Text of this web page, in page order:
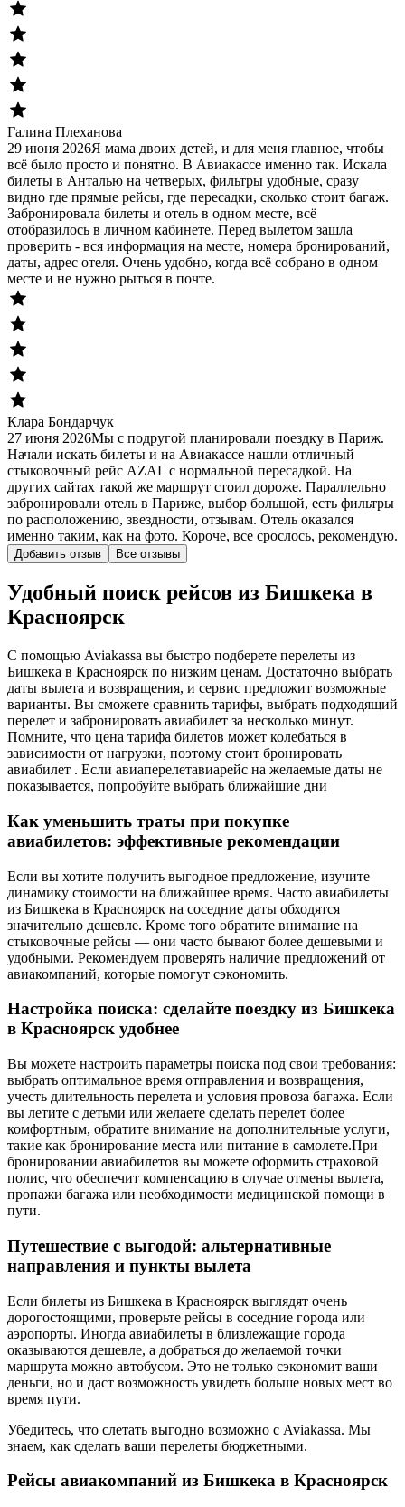
Галина Плеханова
29 июня 2026Я мама двоих детей, и для меня главное, чтобы
всё было просто и понятно. В Авиакассе именно так. Искала
билеты в Анталью на четверых, фильтры удобные, сразу
видно где прямые рейсы, где пересадки, сколько стоит багаж.
Забронировала билеты и отель в одном месте, всё
отобразилось в личном кабинете. Перед вылетом зашла
проверить - вся информация на месте, номера бронирований,
даты, адрес отеля. Очень удобно, когда всё собрано в одном
месте и не нужно рыться в почте.
Клара Бондарчук
27 июня 2026Мы с подругой планировали поездку в Париж.
Начали искать билеты и на Авиакассе нашли отличный
стыковочный рейс AZAL с нормальной пересадкой. На
других сайтах такой же маршрут стоил дороже. Параллельно
забронировали отель в Париже, выбор большой, есть фильтры
по расположению, звездности, отзывам. Отель оказался
именно таким, как на фото. Короче, все срослось, рекомендую.
Добавить отзыв Все отзывы
Удобный поиск рейсов из Бишкека в
Красноярск
С помощью Aviakassa вы быстро подберете перелеты из
Бишкека в Красноярск по низким ценам. Достаточно выбрать
даты вылета и возвращения, и сервис предложит возможные
варианты. Вы сможете сравнить тарифы, выбрать подходящий
перелет и забронировать авиабилет за несколько минут.
Помните, что цена тарифа билетов может колебаться в
зависимости от нагрузки, поэтому стоит бронировать
авиабилет . Если авиаперелетавиарейс на желаемые даты не
показывается, попробуйте выбрать ближайшие дни
Как уменьшить траты при покупке
авиабилетов: эффективные рекомендации
Если вы хотите получить выгодное предложение, изучите
динамику стоимости на ближайшее время. Часто авиабилеты
из Бишкека в Красноярск на соседние даты обходятся
значительно дешевле. Кроме того обратите внимание на
стыковочные рейсы — они часто бывают более дешевыми и
удобными. Рекомендуем проверять наличие предложений от
авиакомпаний, которые помогут сэкономить.
Настройка поиска: сделайте поездку из Бишкека
в Красноярск удобнее
Вы можете настроить параметры поиска под свои требования:
выбрать оптимальное время отправления и возвращения,
учесть длительность перелета и условия провоза багажа. Если
вы летите с детьми или желаете сделать перелет более
комфортным, обратите внимание на дополнительные услуги,
такие как бронирование места или питание в самолете.При
бронировании авиабилетов вы можете оформить страховой
полис, что обеспечит компенсацию в случае отмены вылета,
пропажи багажа или необходимости медицинской помощи в
пути.
Путешествие с выгодой: альтернативные
направления и пункты вылета
Если билеты из Бишкека в Красноярск выглядят очень
дорогостоящими, проверьте рейсы в соседние города или
аэропорты. Иногда авиабилеты в близлежащие города
оказываются дешевле, а добраться до желаемой точки
маршрута можно автобусом. Это не только сэкономит ваши
деньги, но и даст возможность увидеть больше новых мест во
время пути.
Убедитесь, что слетать выгодно возможно с Aviakassa. Мы
знаем, как сделать ваши перелеты бюджетными.
Рейсы авиакомпаний из Бишкека в Красноярск